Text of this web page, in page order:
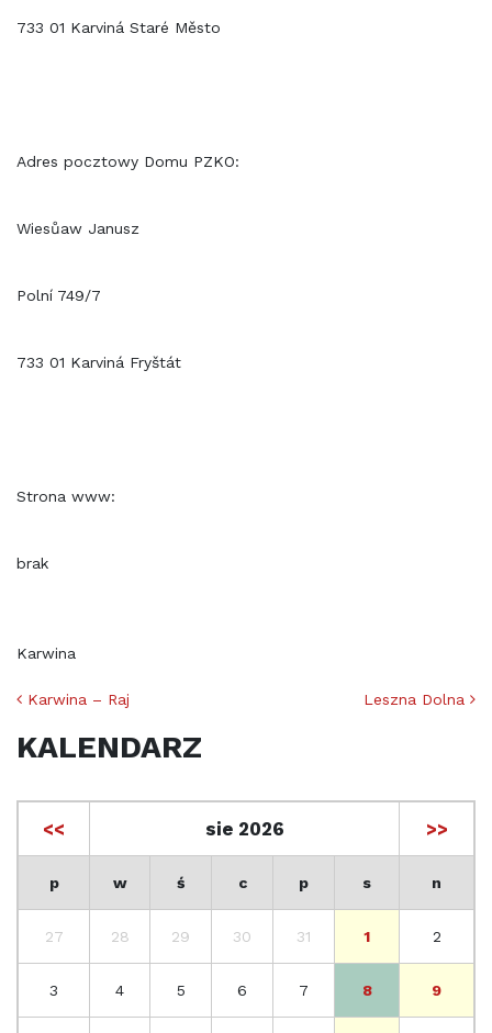
733 01 Karviná Staré Město
Adres pocztowy Domu PZKO:
Wiesůaw Janusz
Polní 749/7
733 01 Karviná Fryštát
Strona www:
brak
Karwina
Nawigacja po artykułach
Karwina – Raj Leszna Dolna
KALENDARZ
<< sie 2026 >>
p w ś c p s n
27 28 29 30 31 1 2
3 4 5 6 7 8 9